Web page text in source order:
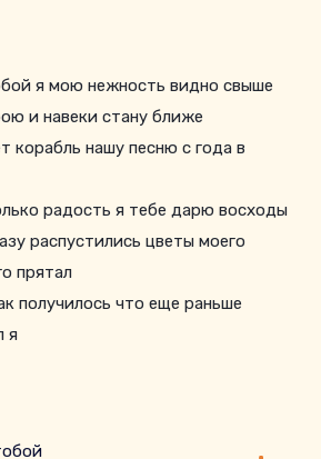
я мою нежность видно свыше
и навеки стану ближе
корабль нашу песню с года в
радость я тебе дарю восходы
распустились цветы моего
прятал
получилось что еще раньше
я